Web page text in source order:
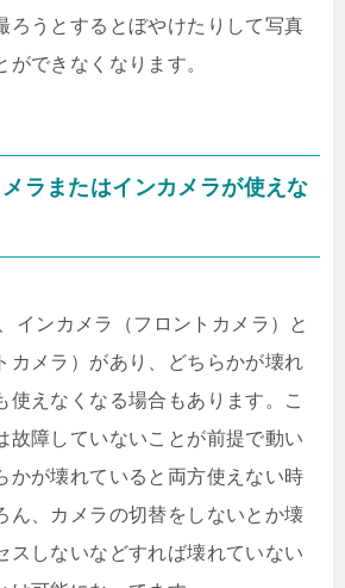
ろうとするとぼやけたりして写真
ができなくなります。
メラまたはインカメラが使えな
インカメラ（フロントカメラ）と
カメラ）があり、どちらかが壊れ
使えなくなる場合もあります。こ
故障していないことが前提で動い
かが壊れていると両方使えない時
ん、カメラの切替をしないとか壊
スしないなどすれば壊れていない